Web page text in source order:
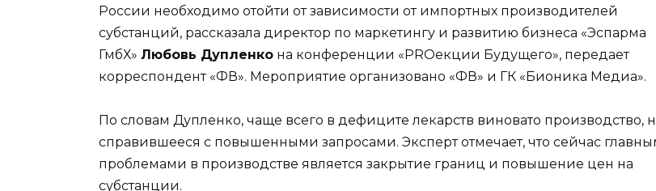
России необходимо отойти от зависимости от импортных производителей
субстанций, рассказала директор по маркетингу и развитию бизнеса «Эспарма
ГмбХ» Любовь Дупленко на конференции «PROекции Будущего», передает
корреспондент «ФВ». Мероприятие организовано «ФВ» и ГК «Бионика Медиа».
По словам Дупленко, чаще всего в дефиците лекарств виновато производство,
справившееся с повышенными запросами. Эксперт отмечает, что сейчас
проблемами в производстве является закрытие границ и повышение цен на
субстанции.